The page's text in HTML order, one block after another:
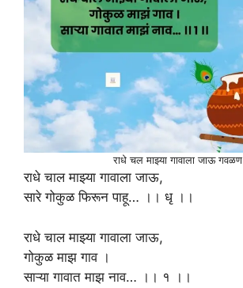
राधे चल माझ्या गावाला जाऊ गवळण
राधे चाल माझ्या गावाला जाऊ,
सारे गोकुळ फिरून पाहू… ।। धृ ।।
राधे चाल माझ्या गावाला जाऊ,
गोकुळ माझ गाव ।
साऱ्या गावात माझ नाव… ।। १ ।।